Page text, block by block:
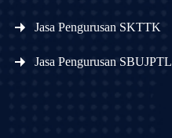
Jasa Pengurusan SKTTK
Jasa Pengurusan SBUJPTL